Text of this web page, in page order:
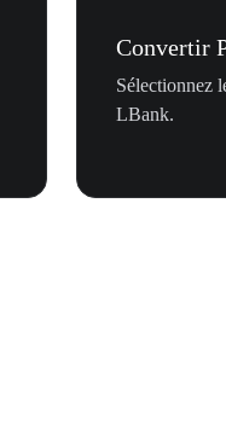
Convertir
Sélectionnez
LBank.